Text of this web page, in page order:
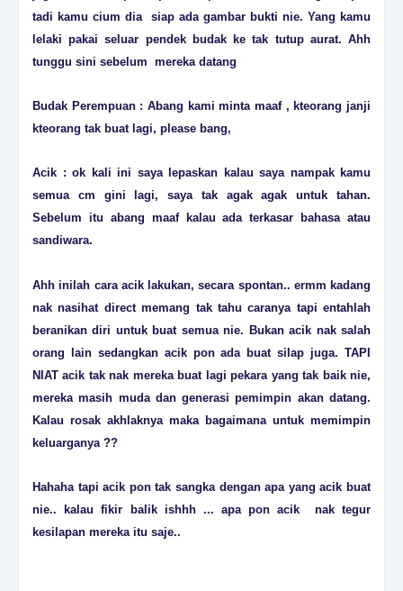
tadi kamu cium dia siap ada gambar bukti nie. Yang kamu
lelaki pakai seluar pendek budak ke tak tutup aurat. Ahh
tunggu sini sebelum mereka datang
Budak Perempuan : Abang kami minta maaf , kteorang janji
kteorang tak buat lagi, please bang,
Acik : ok kali ini saya lepaskan kalau saya nampak kamu
semua cm gini lagi, saya tak agak agak untuk tahan.
Sebelum itu abang maaf kalau ada terkasar bahasa atau
sandiwara.
Ahh inilah cara acik lakukan, secara spontan.. ermm kadang
nak nasihat direct memang tak tahu caranya tapi entahlah
beranikan diri untuk buat semua nie. Bukan acik nak salah
orang lain sedangkan acik pon ada buat silap juga. TAPI
NIAT acik tak nak mereka buat lagi pekara yang tak baik nie,
mereka masih muda dan generasi pemimpin akan datang.
Kalau rosak akhlaknya maka bagaimana untuk memimpin
keluarganya ??
Hahaha tapi acik pon tak sangka dengan apa yang acik buat
nie.. kalau fikir balik ishhh ... apa pon acik nak tegur
kesilapan mereka itu saje..